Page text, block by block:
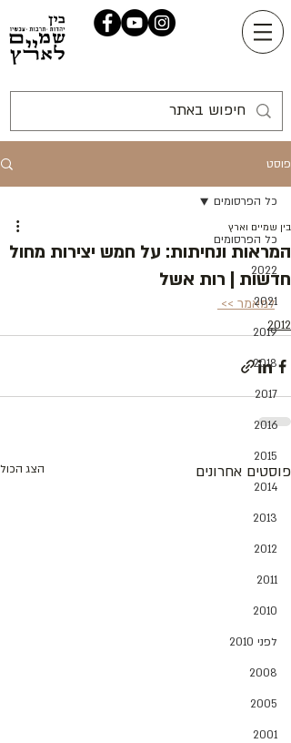
פוסט
כל הפרסומים
2022
2021
2019
2018
2017
2016
2015
2014
2013
2012
2011
2010
לפני 2010
2008
2005
2001
כל הפרסומים
המראות ונחיתות: על חמש יצירות מחול
חדשות | רות אשל
בין שמיים וארץ
למאמר >>
2012
פוסטים אחרונים הצג הכול